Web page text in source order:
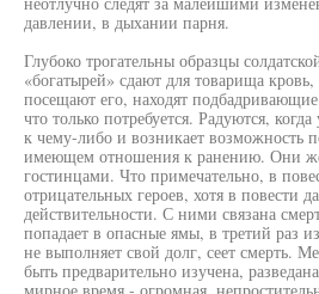
давлении, в дыхании парня.
Глубоко трогательны образцы
«богатырей» сдают для товарища
посещают его, находят подбадривающие
что только потребуется. Радуются,
к чему-либо и возникает возможность
имеющем отношения к ранению. Они
гостинцами. Что примечательно, в
отрицательных героев, хотя в повести
действительности. С ними связана
попадает в опасные ямы, в третий раз
не выполняет свой долг, сеет смерть.
быть предварительно изучена,